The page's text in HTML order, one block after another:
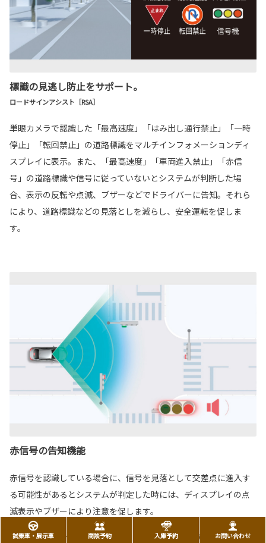
標識の見逃し防止をサポート。
ロードサインアシスト［RSA］
単眼カメラで認識した「最高速度」「はみ出し通行禁止」「一時
停止」「転回禁止」の道路標識をマルチインフォメーションディ
スプレイに表示。また、「最高速度」「車両進入禁止」「赤信
号」の道路標識や信号に従っていないとシステムが判断した場
合、表示の反転や点滅、ブザーなどでドライバーに告知。それら
により、道路標識などの見落としを減らし、安全運転を促しま
す。
赤信号の告知機能
赤信号を認識している場合に、信号を見落として交差点に進入す
る可能性があるとシステムが判定した時には、ディスプレイの点
滅表示やブザーにより注意を促します。
■写真は作動イメージです。 ■写真のカメラ・レーダーの検知範囲はイメージで
試乗車・展示車 商談予約 入庫予約 お問い合わせ